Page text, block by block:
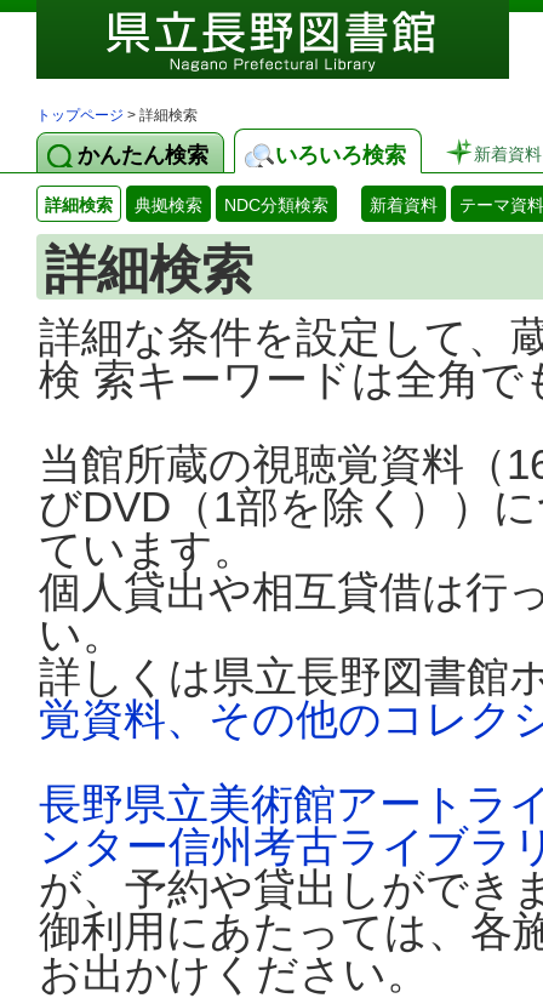
トップページ > 詳細検索
かんたん検索 いろいろ検索 新着資料
詳細検索 典拠検索 NDC分類検索 新着資料 テーマ資料
詳細検索
詳細な条件を設定して、
検 索キーワードは全角
当館所蔵の視聴覚資料（
びDVD（1部を除く））
ています。
個人貸出や相互貸借は行
い。
詳しくは県立長野図書館
覚資料、その他のコレク
長野県立美術館アートラ
ンター信州考古ライブラ
が、予約や貸出しができ
御利用にあたっては、各
お出かけください。